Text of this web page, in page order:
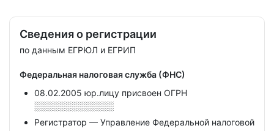
Сведения о регистрации
по данным ЕГРЮЛ и ЕГРИП
Федеральная налоговая служба (ФНС)
08.02.2005 юр.лицу присвоен ОГРН
░░░░░░░░░░░░░
Регистратор — Управление Федеральной налоговой